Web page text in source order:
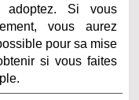
adoptez. Si vous
vous aurez
pour sa mise
si vous faites